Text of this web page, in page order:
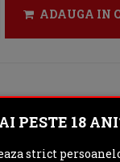
ADAUGA IN
AI PESTE 18
strict